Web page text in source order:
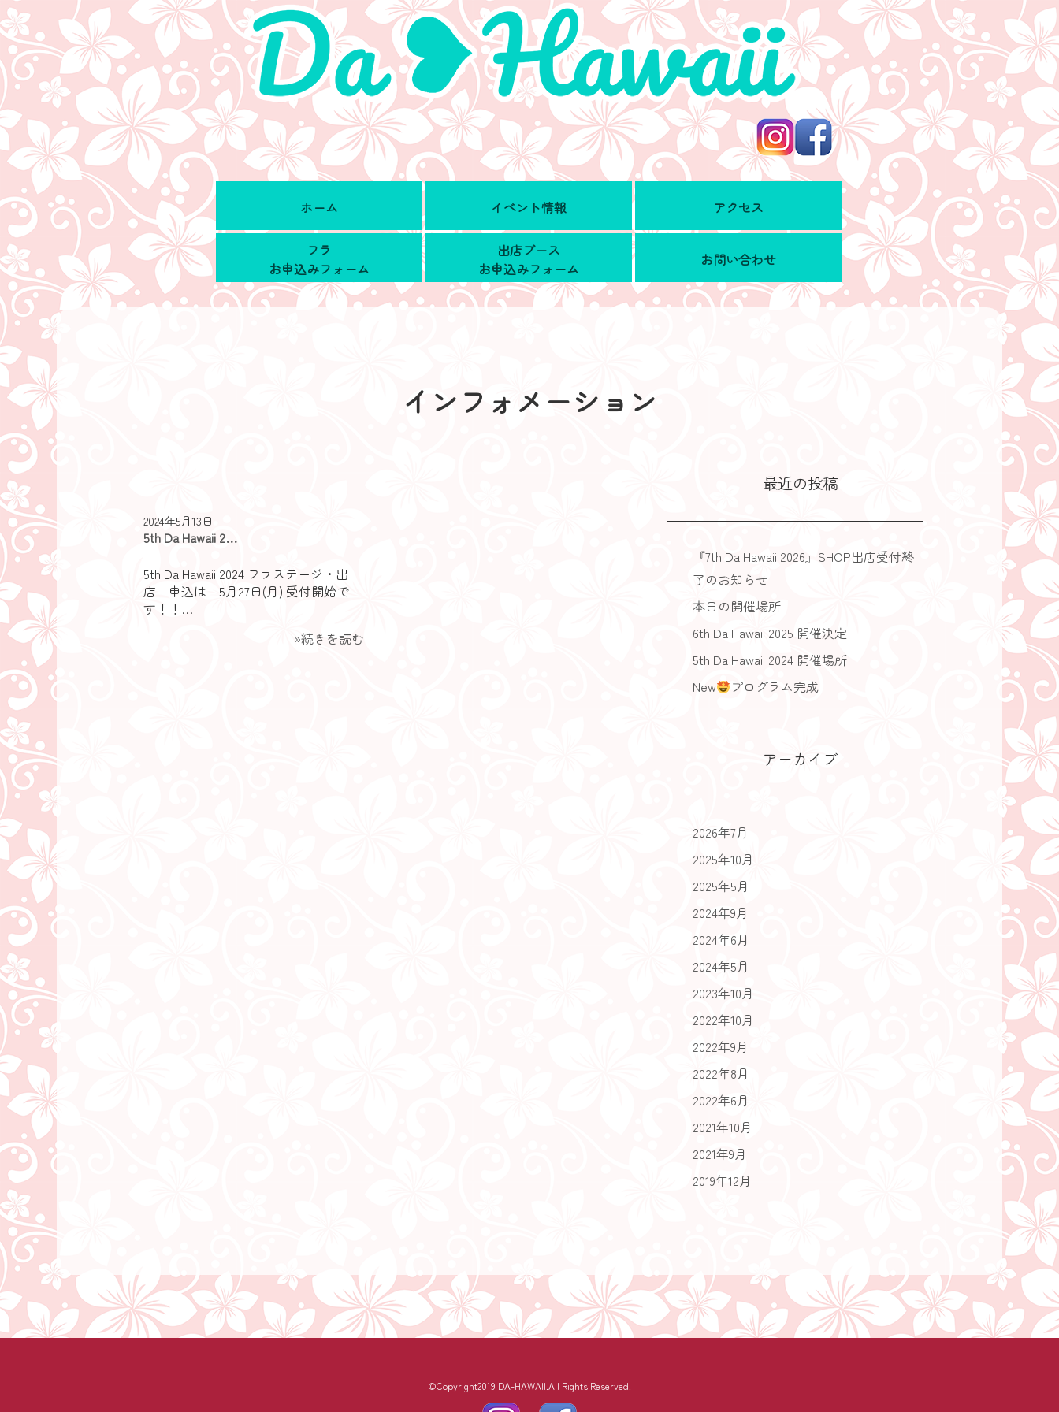
ホーム イベント情報 アクセス
フラ
お申込みフォーム
出店ブース
お申込みフォーム
お問い合わせ
インフォメーション
2024年5月13日
5th Da Hawaii 2…
5th Da Hawaii 2024 フラステージ・出
店 申込は 5月27日(月) 受付開始で
す！！…
»続きを読む
最近の投稿
『7th Da Hawaii 2026』SHOP出店受付終
了のお知らせ
本日の開催場所
6th Da Hawaii 2025 開催決定
5th Da Hawaii 2024 開催場所
New
プログラム完成
アーカイブ
2026年7月
2025年10月
2025年5月
2024年9月
2024年6月
2024年5月
2023年10月
2022年10月
2022年9月
2022年8月
2022年6月
2021年10月
2021年9月
2019年12月
©Copyright2019 DA-HAWAII.All Rights Reserved.